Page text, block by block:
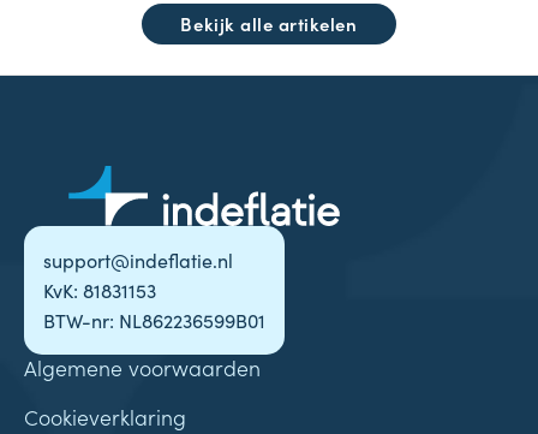
Bekijk alle artikelen
support@indeflatie.nl
KvK: 81831153
BTW-nr: NL862236599B01
Algemene voorwaarden
Cookieverklaring